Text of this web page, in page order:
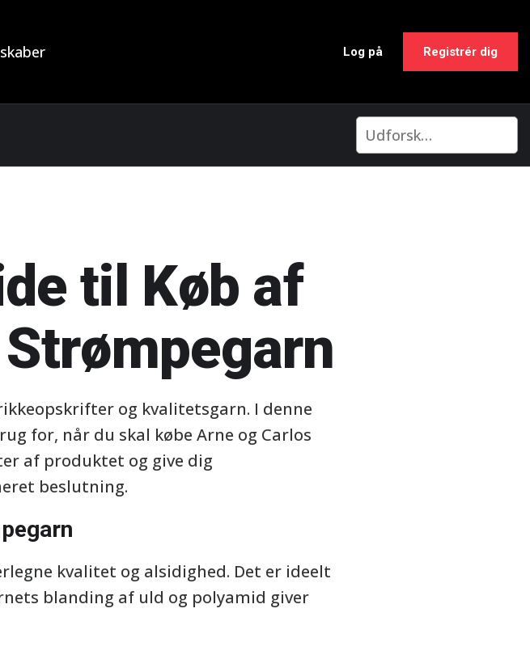
Log på Registrér dig
til Køb af
og kvalitetsgarn. I denne
for, når du skal købe Arne og Carlos
af produktet og give dig
beslutning.
kvalitet og alsidighed. Det er ideelt
blanding af uld og polyamid giver